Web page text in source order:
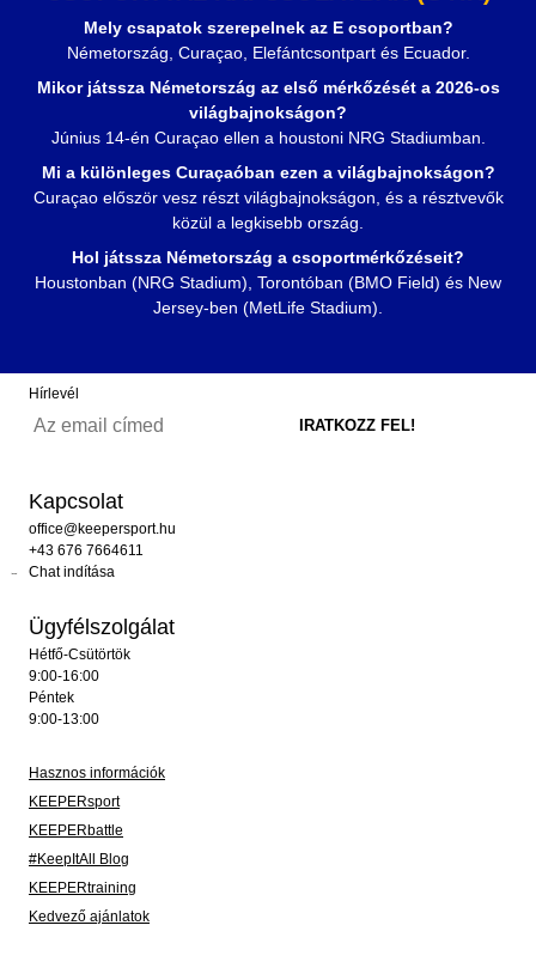
Mely csapatok szerepelnek az E csoportban?
Németország, Curaçao, Elefántcsontpart és Ecuador.
Mikor játssza Németország az első mérkőzését a 2026-os
világbajnokságon?
Június 14-én Curaçao ellen a houstoni NRG Stadiumban.
Mi a különleges Curaçaóban ezen a világbajnokságon?
Curaçao először vesz részt világbajnokságon, és a résztvevők
közül a legkisebb ország.
Hol játssza Németország a csoportmérkőzéseit?
Houstonban (NRG Stadium), Torontóban (BMO Field) és New
Jersey-ben (MetLife Stadium).
Hírlevél
Kapcsolat
office@keepersport.hu
+43 676 7664611
Chat indítása
Ügyfélszolgálat
Hétfő-Csütörtök
9:00-16:00
Péntek
9:00-13:00
Hasznos információk
KEEPERsport
KEEPERbattle
#KeepItAll Blog
KEEPERtraining
Kedvező ajánlatok